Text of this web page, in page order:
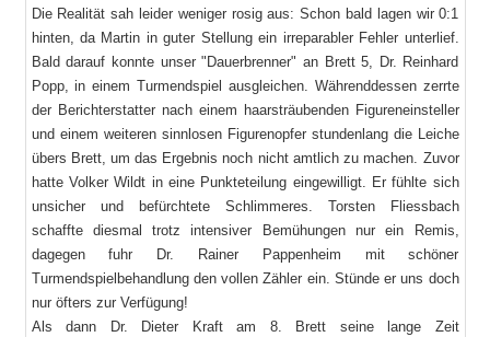
Die Realität sah leider weniger rosig aus: Schon bald lagen wir 0:1
hinten, da Martin in guter Stellung ein irreparabler Fehler unterlief.
Bald darauf konnte unser "Dauerbrenner" an Brett 5, Dr. Reinhard
Popp, in einem Turmendspiel ausgleichen. Währenddessen zerrte
der Berichterstatter nach einem haarsträubenden Figureneinsteller
und einem weiteren sinnlosen Figurenopfer stundenlang die Leiche
übers Brett, um das Ergebnis noch nicht amtlich zu machen. Zuvor
hatte Volker Wildt in eine Punkteteilung eingewilligt. Er fühlte sich
unsicher und befürchtete Schlimmeres. Torsten Fliessbach
schaffte diesmal trotz intensiver Bemühungen nur ein Remis,
dagegen fuhr Dr. Rainer Pappenheim mit schöner
Turmendspielbehandlung den vollen Zähler ein. Stünde er uns doch
nur öfters zur Verfügung!
Als dann Dr. Dieter Kraft am 8. Brett seine lange Zeit